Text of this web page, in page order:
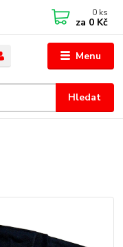
Menu
Hledat
0 ks
za 0 Kč